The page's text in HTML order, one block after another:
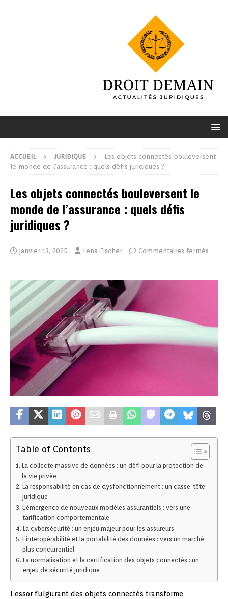
ACCUEIL JURIDIQUE
Les objets connectés bouleversent
le monde de l’assurance : quels défis juridiques ?
Les objets connectés bouleversent le
monde de l’assurance : quels défis
juridiques ?
janvier 13, 2025 Lena Fischer Commentaires fermés
Table of Contents
La collecte massive de données : un défi pour la protection de
la vie privée
La responsabilité en cas de dysfonctionnement : un casse-tête
juridique
L’émergence de nouveaux modèles assurantiels : vers une
tarification comportementale
La cybersécurité : un enjeu majeur pour les assureurs
L’interopérabilité et la portabilité des données : vers un marché
plus concurrentiel
La normalisation et la certification des objets connectés : un
enjeu de sécurité juridique
L’essor fulgurant des objets connectés transforme